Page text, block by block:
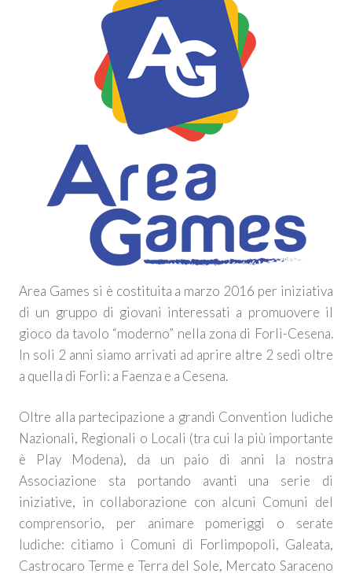
Area Games si è costituita a marzo 2016 per iniziativa
di un gruppo di giovani interessati a promuovere il
gioco da tavolo “moderno” nella zona di Forlì-Cesena.
In soli 2 anni siamo arrivati ad aprire altre 2 sedi oltre
a quella di Forlì: a Faenza e a Cesena.
Oltre alla partecipazione a grandi Convention ludiche
Nazionali, Regionali o Locali (tra cui la più importante
è Play Modena), da un paio di anni la nostra
Associazione sta portando avanti una serie di
iniziative, in collaborazione con alcuni Comuni del
comprensorio, per animare pomeriggi o serate
ludiche: citiamo i Comuni di Forlimpopoli, Galeata,
Castrocaro Terme e Terra del Sole, Mercato Saraceno